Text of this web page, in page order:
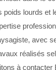
lourds et
avec
réalisés
à contacter